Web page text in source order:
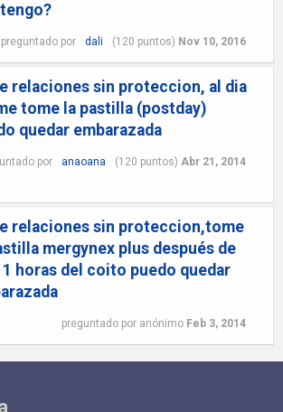
preguntado por dali (120 puntos) Nov 10, 2016
relaciones sin proteccion, al dia
tome la pastilla (postday)
quedar embarazada
por anaoana (120 puntos) Abr 21, 2014
relaciones sin proteccion,tome
mergynex plus después de
horas del coito puedo quedar
preguntado por anónimo Feb 3, 2014